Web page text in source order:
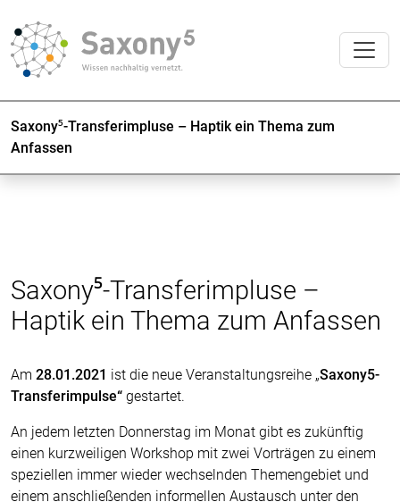
Saxony⁵-Transferimpluse – Haptik ein Thema zum
Anfassen
Saxony⁵-Transferimpluse –
Haptik ein Thema zum Anfassen
Am 28.01.2021 ist die neue Veranstaltungsreihe „Saxony5-
Transferimpulse“ gestartet.
An jedem letzten Donnerstag im Monat gibt es zukünftig
einen kurzweiligen Workshop mit zwei Vorträgen zu einem
speziellen immer wieder wechselnden Themengebiet und
einem anschließenden informellen Austausch unter den